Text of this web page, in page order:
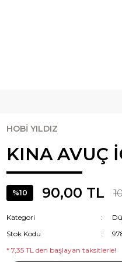
HOBİ YILDIZ
KINA AVUÇ
%10 90,00 TL
Kategori
Stok Kodu
* 7,35 TL den başlayan taksitlerle!